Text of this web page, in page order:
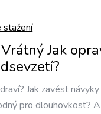
stažení
Jak
Jak zavést
pro dlouhovkost?